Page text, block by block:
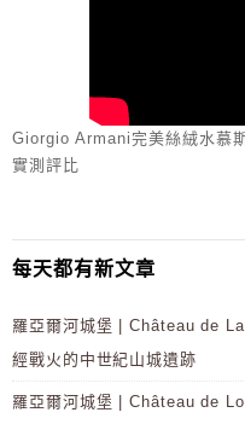
Giorgio Armani完美絲絨水慕
實測評比
每天都有新文章
羅亞爾河城堡 | Château de
經戰火的中世紀山城遺跡
羅亞爾河城堡 | Château de